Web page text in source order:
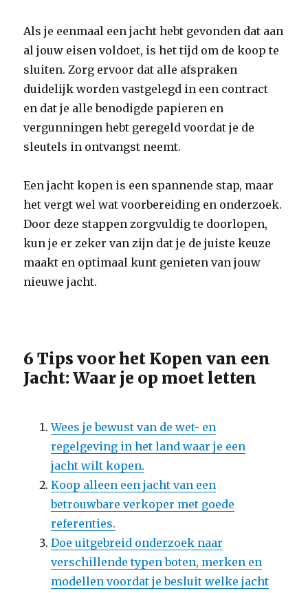
Als je eenmaal een jacht hebt gevonden dat aan
al jouw eisen voldoet, is het tijd om de koop te
sluiten. Zorg ervoor dat alle afspraken
duidelijk worden vastgelegd in een contract
en dat je alle benodigde papieren en
vergunningen hebt geregeld voordat je de
sleutels in ontvangst neemt.
Een jacht kopen is een spannende stap, maar
het vergt wel wat voorbereiding en onderzoek.
Door deze stappen zorgvuldig te doorlopen,
kun je er zeker van zijn dat je de juiste keuze
maakt en optimaal kunt genieten van jouw
nieuwe jacht.
6 Tips voor het Kopen van een
Jacht: Waar je op moet letten
Wees je bewust van de wet- en
regelgeving in het land waar je een
jacht wilt kopen.
Koop alleen een jacht van een
betrouwbare verkoper met goede
referenties.
Doe uitgebreid onderzoek naar
verschillende typen boten, merken en
modellen voordat je besluit welke jacht